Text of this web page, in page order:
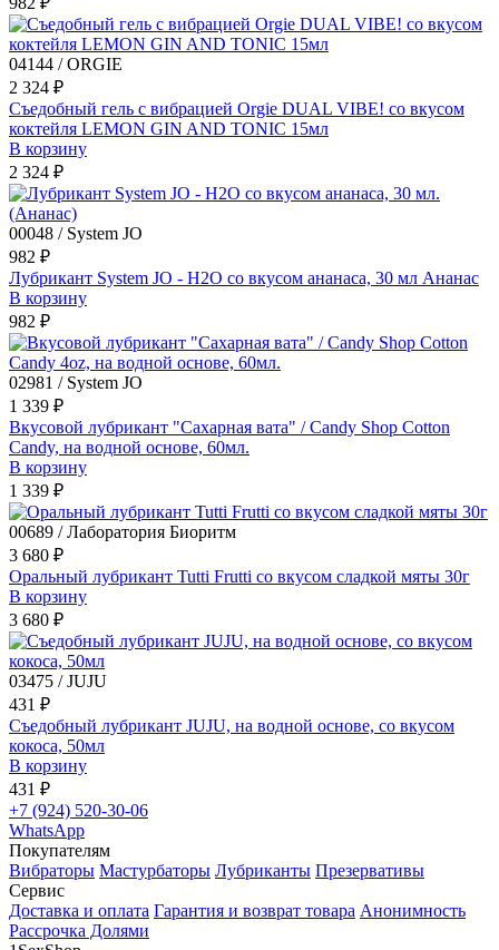
04144 / ORGIE
2 324 ₽
Съедобный гель с вибрацией Orgie DUAL VIBE! со вкусом
коктейля LEMON GIN AND TONIC 15мл
В корзину
2 324 ₽
00048 / System JO
982 ₽
Лубрикант System JO - H2O со вкусом ананаса, 30 мл Ананас
В корзину
982 ₽
02981 / System JO
1 339 ₽
Вкусовой лубрикант "Сахарная вата" / Candy Shop Cotton
Candy, на водной основе, 60мл.
В корзину
1 339 ₽
00689 / Лаборатория Биоритм
3 680 ₽
Оральный лубрикант Tutti Frutti со вкусом сладкой мяты 30г
В корзину
3 680 ₽
03475 / JUJU
431 ₽
Съедобный лубрикант JUJU, на водной основе, со вкусом
кокоса, 50мл
В корзину
431 ₽
+7 (924) 520-30-06
WhatsApp
Покупателям
Вибраторы Мастурбаторы Лубриканты Презервативы
Сервис
Доставка и оплата Гарантия и возврат товара Анонимность
Рассрочка Долями